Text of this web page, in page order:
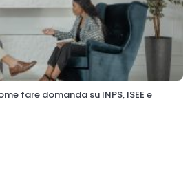
fare domanda su INPS, ISEE e